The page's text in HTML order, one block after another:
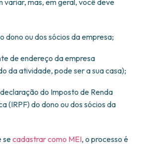
variar, mas, em geral, você deve
dono ou dos sócios da empresa;
de endereço da empresa
da atividade, pode ser a sua casa);
do Imposto de Renda
(IRPF) do dono ou dos sócios da
secadastrar como MEI, o processo é